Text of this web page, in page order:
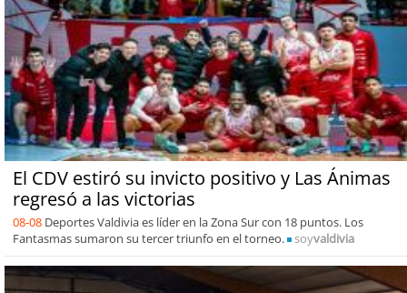
El CDV estiró su invicto positivo y Las Ánimas
regresó a las victorias
08-08 Deportes Valdivia es líder en la Zona Sur con 18 puntos. Los
Fantasmas sumaron su tercer triunfo en el torneo.
soyvaldivia